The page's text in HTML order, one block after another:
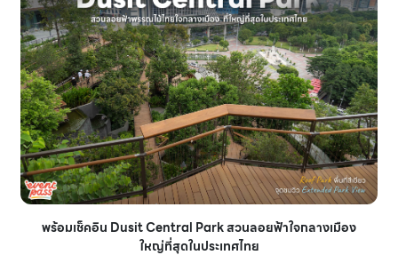
พร้อมเช็คอิน Dusit Central Park สวนลอยฟ้าใจกลางเมือง
ใหญ่ที่สุดในประเทศไทย